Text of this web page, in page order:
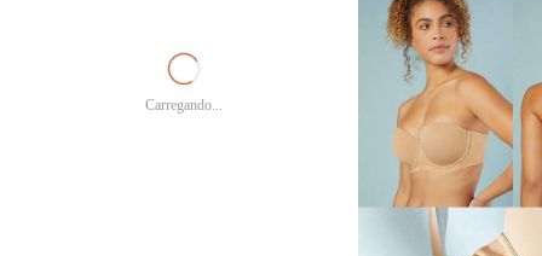
Carregando...